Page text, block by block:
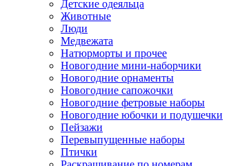
Детские одеяльца
Животные
Люди
Медвежата
Натюрморты и прочее
Новогодние мини-наборчики
Новогодние орнаменты
Новогодние сапожочки
Новогодние фетровые наборы
Новогодние юбочки и подушечки
Пейзажи
Перевыпущенные наборы
Птички